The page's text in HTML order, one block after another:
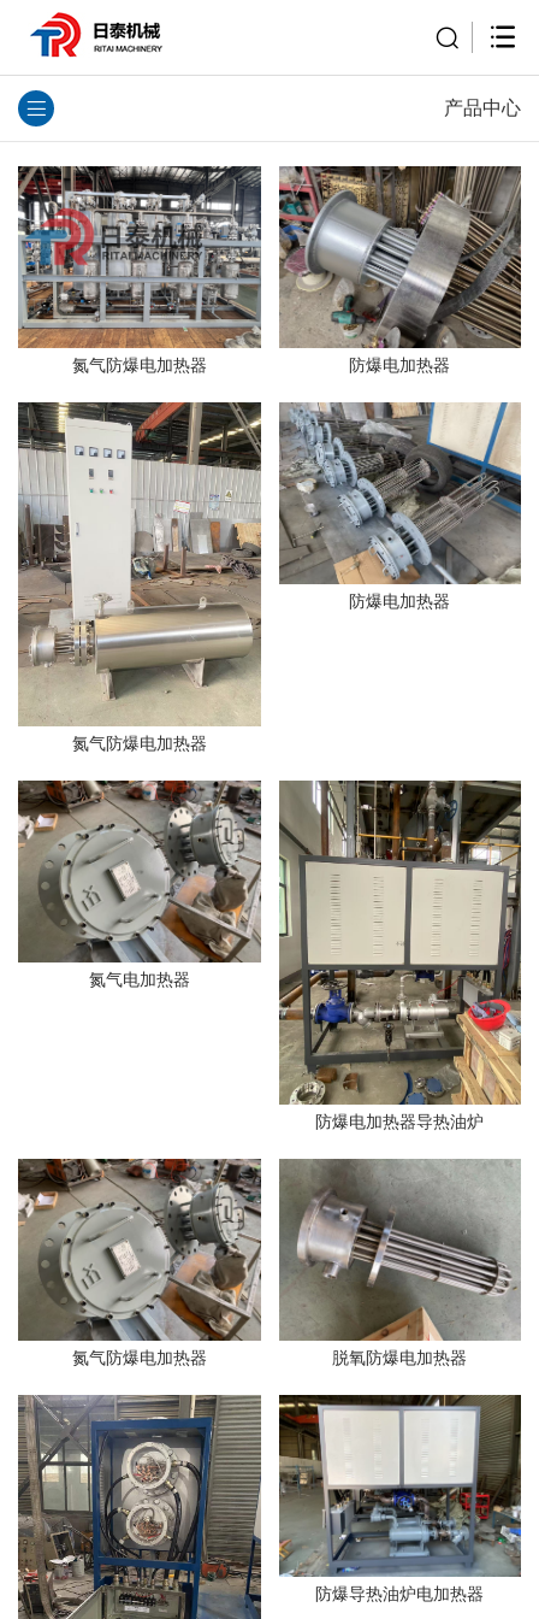
产品中心
氮气防爆电加热器 防爆电加热器
氮气防爆电加热器
防爆电加热器
氮气电加热器
防爆电加热器导热油炉
氮气防爆电加热器 脱氧防爆电加热器
防爆导热油炉电加热器